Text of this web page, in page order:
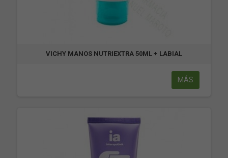
VICHY MANOS NUTRIEXTRA 50ML + LABIAL
MÁS